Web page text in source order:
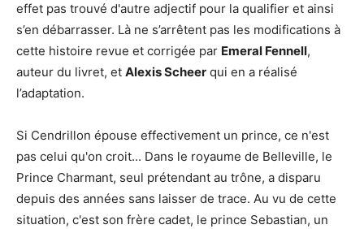
effet pas trouvé d'autre adjectif pour la qualifier et ainsi
s’en débarrasser. Là ne s’arrêtent pas les modifications à
cette histoire revue et corrigée par Emeral Fennell,
auteur du livret, et Alexis Scheer qui en a réalisé
l’adaptation.
Si Cendrillon épouse effectivement un prince, ce n'est
pas celui qu'on croit... Dans le royaume de Belleville, le
Prince Charmant, seul prétendant au trône, a disparu
depuis des années sans laisser de trace. Au vu de cette
situation, c'est son frère cadet, le prince Sebastian, un